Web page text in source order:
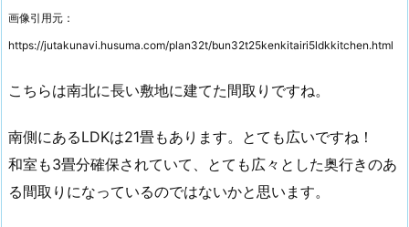
画像引用元：
https://jutakunavi.husuma.com/plan32t/bun32t25kenkitairi5ldkkitchen.html
こちらは南北に長い敷地に建てた間取りですね。
南側にあるLDKは21畳もあります。とても広いですね！
和室も3畳分確保されていて、とても広々とした奥行きのあ
る間取りになっているのではないかと思います。